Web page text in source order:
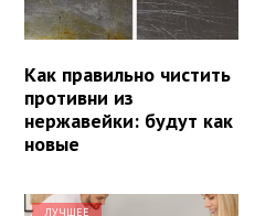
Как правильно чистить
противни из
нержавейки: будут как
новые
ЛУЧШЕЕ